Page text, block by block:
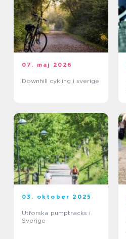
07. maj 2026
Downhill cykling i sverige
03. oktober 2025
Utforska pumptracks i
Sverige